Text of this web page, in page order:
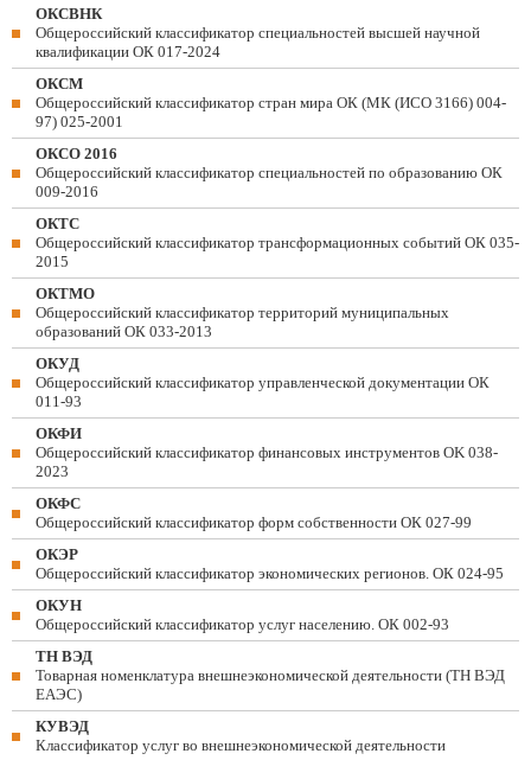
ОКСВНК
Общероссийский классификатор специальностей высшей научной
квалификации ОК 017-2024
ОКСМ
Общероссийский классификатор стран мира ОК (МК (ИСО 3166) 004-
97) 025-2001
ОКСО 2016
Общероссийский классификатор специальностей по образованию ОК
009-2016
ОКТС
Общероссийский классификатор трансформационных событий ОК 035-
2015
ОКТМО
Общероссийский классификатор территорий муниципальных
образований ОК 033-2013
ОКУД
Общероссийский классификатор управленческой документации ОК
011-93
ОКФИ
Общероссийский классификатор финансовых инструментов OK 038-
2023
ОКФС
Общероссийский классификатор форм собственности ОК 027-99
ОКЭР
Общероссийский классификатор экономических регионов. ОК 024-95
ОКУН
Общероссийский классификатор услуг населению. ОК 002-93
ТН ВЭД
Товарная номенклатура внешнеэкономической деятельности (ТН ВЭД
ЕАЭС)
КУВЭД
Классификатор услуг во внешнеэкономической деятельности